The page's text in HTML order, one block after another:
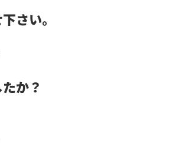
さい。
か？